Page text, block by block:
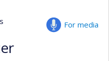
For media